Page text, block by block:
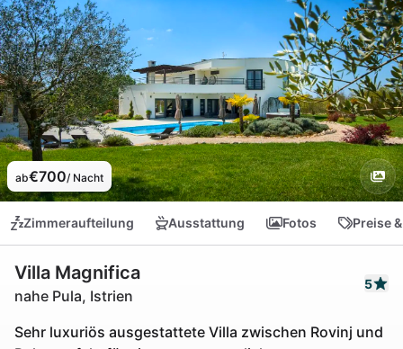
ab€700/ Nacht
Zimmeraufteilung Ausstattung Fotos Preise
Villa Magnifica
nahe Pula, Istrien
5
Sehr luxuriös ausgestattete Villa zwischen Rovinj und